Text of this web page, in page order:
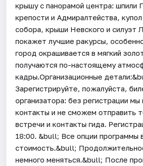
крышу с панорамой центра: шпили
крепости и Адмиралтейства,
собора, крыши Невского и силуэт
покажет лучшие ракурсы,
город окрашивается в мягкий
получаются по-настоящему
кадры.Организационные
Зарегистрируйте, пожалуйста,
организатора: без регистрации
контакты и не сможем отправить
встречи и контакты гида.
18:00. &bull; Все опции программы
стоимость.&bull;
немного меняться.&bull; После